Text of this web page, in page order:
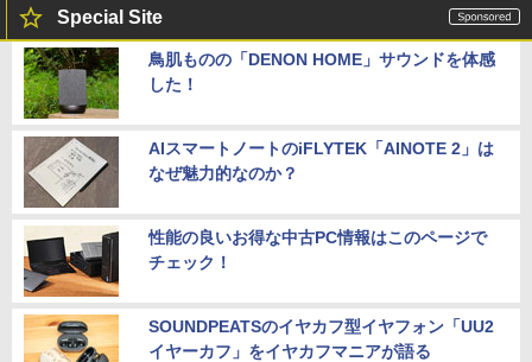
Special Site
鳥肌ものの「DENON HOME」サウンドを体感
した！
AIスマートノートのiFLYTEK「AINOTE 2」は
なぜ魅力的なのか？
性能の良いお得な中古PC情報はこのページで
チェック！
SOUNDPEATSのイヤカフ型イヤフォン「UU2
イヤーカフ」をイヤカフマニアが語る